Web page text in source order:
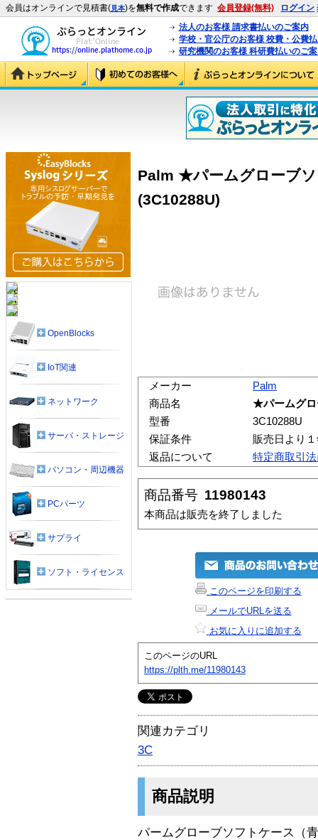
会員はオンラインで見積書(見本)を無料で作成できます 会員登録(無料) ログイン
法人のお客様 請求書払いのご案内
学校・官公庁のお客様 校費・公費
研究機関のお客様 科研費払いのご
Palm ★パームグローブ
(3C10288U)
メーカー
Palm
商品名
★パームグロ
型番
3C10288U
保証条件
販売日より
返品について
特定商取引
商品番号 11980143
本商品は販売を終了しました
このページを印刷する
メールでURLを送る
お気に入りに追加する
このページのURL
https://plth.me/11980143
関連カテゴリ
3C
商品説明
パームグローブソフトケース（
OpenBlocks
IoT関連
ネットワーク
サーバ・ストレージ
パソコン・周辺機器
PCパーツ
サプライ
ソフト・ライセンス